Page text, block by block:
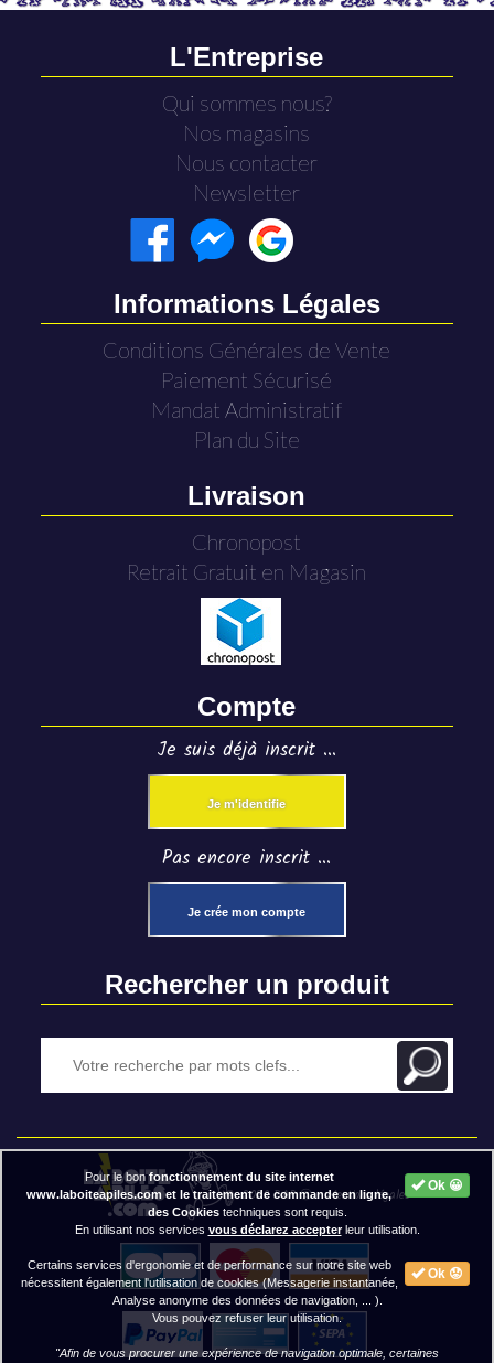
L'Entreprise
Qui sommes nous?
Nos magasins
Nous contacter
Newsletter
Informations Légales
Conditions Générales de Vente
Paiement Sécurisé
Mandat Administratif
Plan du Site
Livraison
Chronopost
Retrait Gratuit en Magasin
Compte
Je suis déjà inscrit ...
Je m'identifie
Pas encore inscrit ...
Je crée mon compte
Rechercher un produit
2020 BAP ⓒ - Mentions légales
Ok 😀
Pour le bonfonctionnement du site internet
www.laboiteapiles.com et le traitement de commande en ligne,
des Cookiestechniques sont requis.
En utilisant nos services vous déclarez accepterleur utilisation.
Ok 😟
Certains services d'ergonomie et de performance sur notre site web
nécessitent également l'utilisation de cookies (Messagerie instantanée,
Analyse anonyme des données de navigation, ... ).
Vous pouvez refuser leur utilisation.
"Afin de vous procurer une expérience de navigation optimale, certaines